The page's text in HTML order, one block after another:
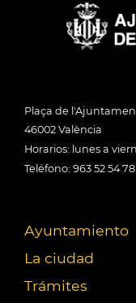
Plaça de
46002 València
Horarios: lunes a
Teléfono: 963 52 54 78
Ayuntamiento
La ciudad
Trámites